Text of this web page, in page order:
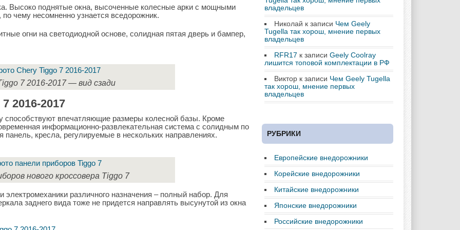
Высоко поднятые окна, высоченные колесные арки с мощными
чему несомненно узнается вседорожник.
огни на светодиодной основе, солидная пятая дверь и бампер,
7 2016-2017 — вид сзади
2016-2017
способствуют впечатляющие размеры колесной базы. Кроме
информационно-развлекательная система с солидным по
кресла, регулируемые в нескольких направлениях.
нового кроссовера Tiggo 7
различного назначения – полный набор. Для
заднего вида тоже не придется направлять высунутой из окна
владельцев
Николай к записи Чем Geely
Tugella так хорош, мнение первых
владельцев
RFR17 к записи Geely Coolray
лишится топовой комплектации в РФ
Виктор к записи Чем Geely Tugella
так хорош, мнение первых
владельцев
РУБРИКИ
Европейские внедорожники
Корейские внедорожники
Китайские внедорожники
Японские внедорожники
Российские внедорожники